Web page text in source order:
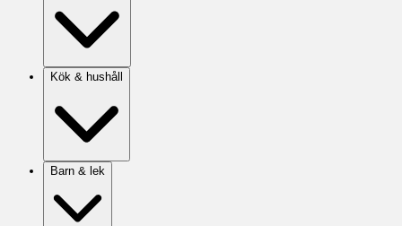
Kök & hushåll
Barn & lek